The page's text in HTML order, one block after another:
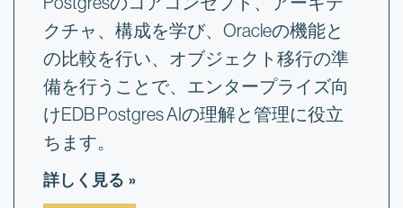
クチャ、構成を学び、Oracleの機能と
の比較を行い、オブジェクト移行の準
備を行うことで、エンタープライズ向
けEDB Postgres AIの理解と管理に役立
ちます。
詳しく見る